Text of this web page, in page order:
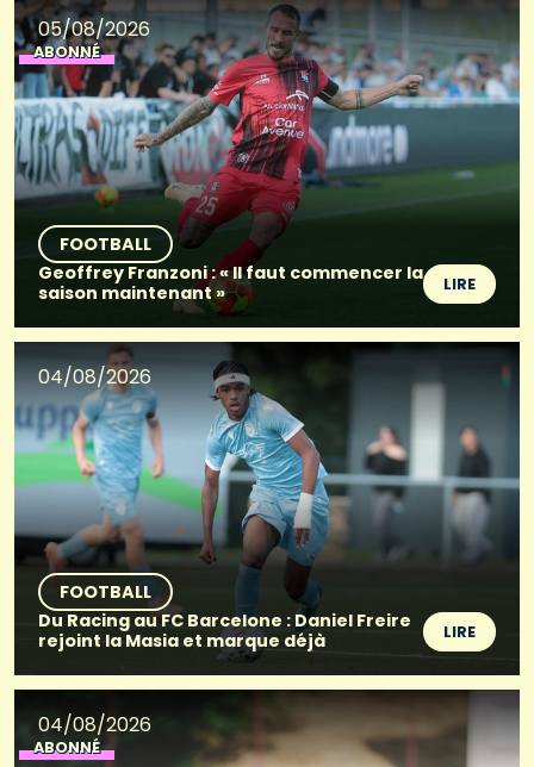
05/08/2026
ABONNÉ
FOOTBALL
Geoffrey Franzoni : « Il faut commencer la
saison maintenant »
LIRE
04/08/2026
FOOTBALL
Du Racing au FC Barcelone : Daniel Freire
rejoint la Masia et marque déjà
LIRE
04/08/2026
ABONNÉ